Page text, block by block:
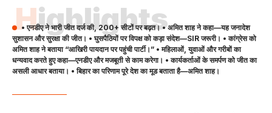
Highlights
• एनडीए ने भारी जीत दर्ज की, 200+ सीटों पर बढ़त। • अमित शाह ने कहा—यह जनादेश
सुशासन और सुरक्षा की जीत। • घुसपैठियों पर विपक्ष को कड़ा संदेश—SIR जरूरी। • कांग्रेस को
अमित शाह ने बताया “आखिरी पायदान पर पहुंची पार्टी।” • महिलाओं, युवाओं और गरीबों का
धन्यवाद करते हुए कहा—एनडीए और मजबूती से काम करेगा। • कार्यकर्ताओं के समर्पण को जीत का
असली आधार बताया। • बिहार का परिणाम पूरे देश का मूड बताता है—अमित शाह।